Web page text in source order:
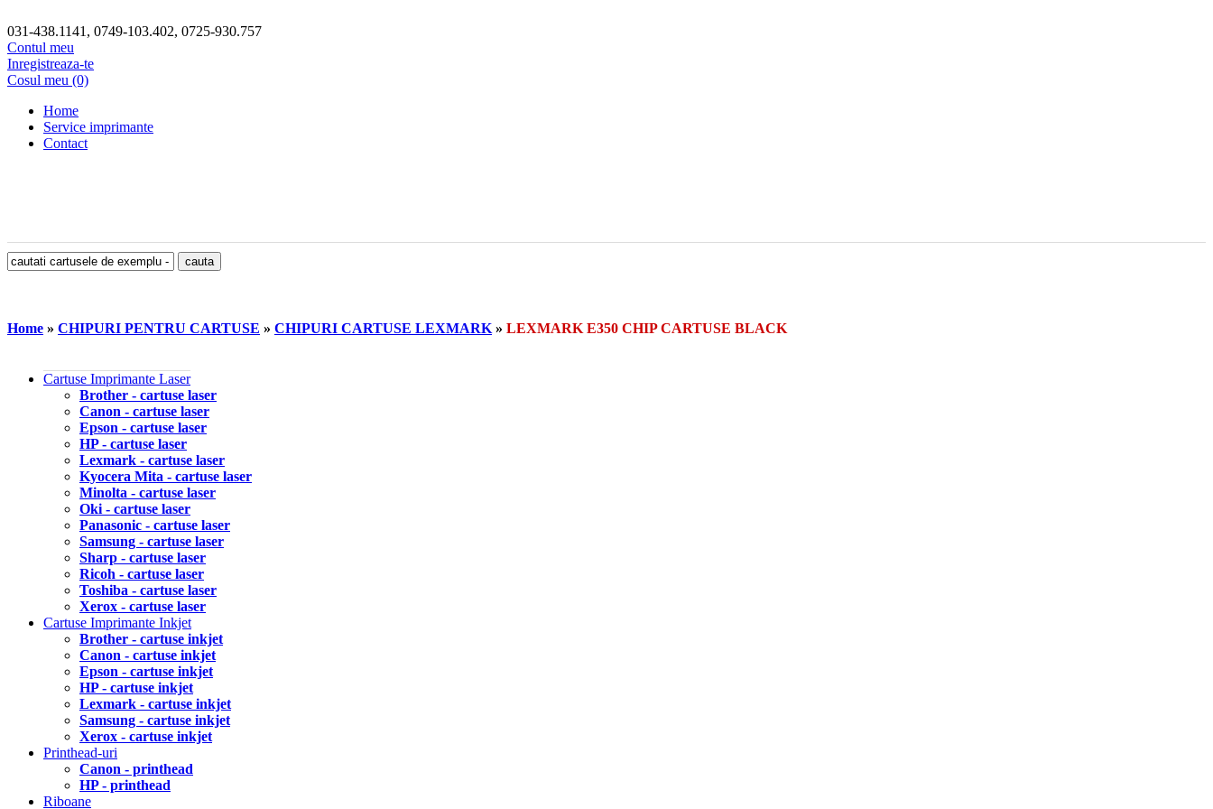
031-438.1141, 0749-103.402, 0725-930.757
Contul meu
Inregistreaza-te
Cosul meu (0)
Home
Service imprimante
Contact
Home » CHIPURI PENTRU CARTUSE » CHIPURI CARTUSE LEXMARK » LEXMARK E350 CHIP CARTUSE BLACK
Cartuse Imprimante Laser
Brother - cartuse laser
Canon - cartuse laser
Epson - cartuse laser
HP - cartuse laser
Lexmark - cartuse laser
Kyocera Mita - cartuse laser
Minolta - cartuse laser
Oki - cartuse laser
Panasonic - cartuse laser
Samsung - cartuse laser
Sharp - cartuse laser
Ricoh - cartuse laser
Toshiba - cartuse laser
Xerox - cartuse laser
Cartuse Imprimante Inkjet
Brother - cartuse inkjet
Canon - cartuse inkjet
Epson - cartuse inkjet
HP - cartuse inkjet
Lexmark - cartuse inkjet
Samsung - cartuse inkjet
Xerox - cartuse inkjet
Printhead-uri
Canon - printhead
HP - printhead
Riboane